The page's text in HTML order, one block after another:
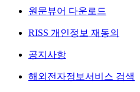
원문뷰어 다운로드
RISS 개인정보 재동의
공지사항
해외전자정보서비스 검색